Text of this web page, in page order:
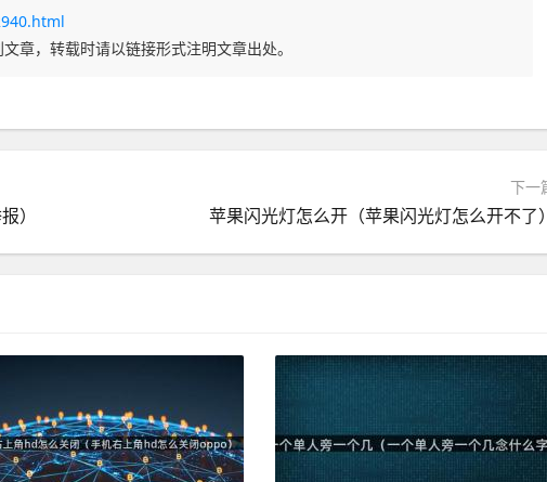
章，转载时请以链接形式注明文章出处。
）
下一
苹果闪光灯怎么开（苹果闪光灯怎么开不了